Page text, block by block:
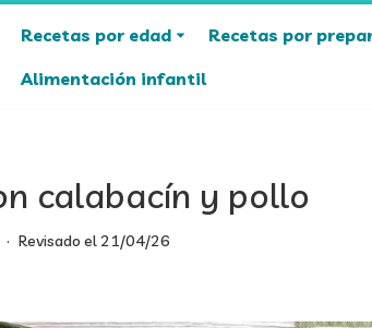
Recetas por edad Recetas por
Alimentación infantil
calabacín y pollo
Revisado el21/04/26